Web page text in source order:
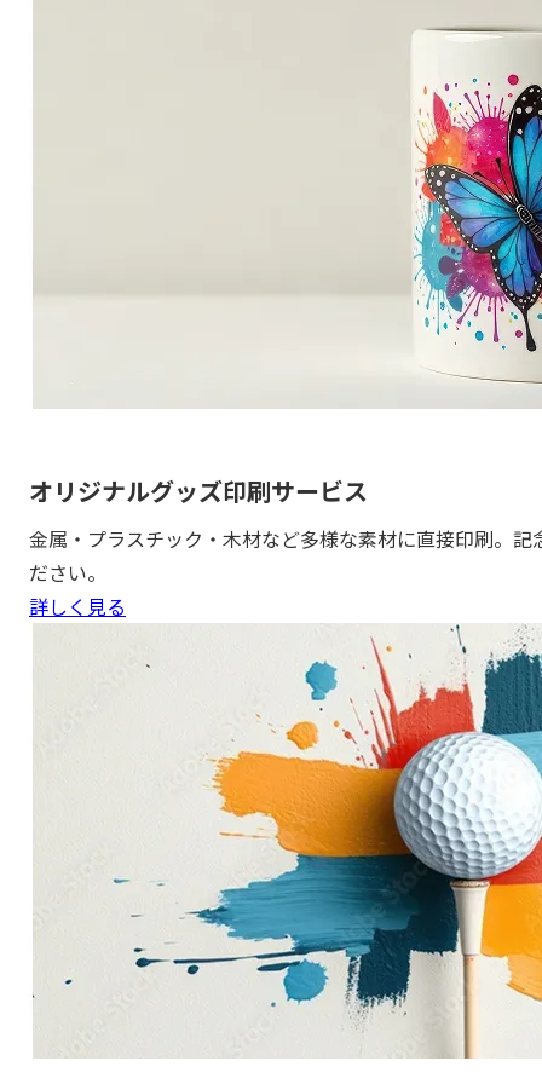
オリジナルグッズ印刷サービス
金属・プラスチック・木材など多様な素材に直接印刷。
ださい。
詳しく見る